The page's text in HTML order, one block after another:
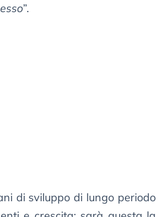
”.
di sviluppo di lungo periodo